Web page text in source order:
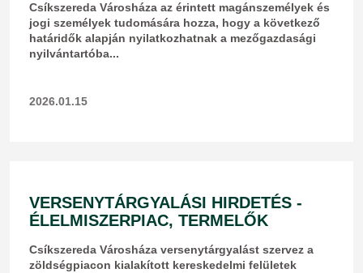
Csíkszereda Városháza az érintett magánszemélyek és
jogi személyek tudomására hozza, hogy a következő
határidők alapján nyilatkozhatnak a mezőgazdasági
nyilvántartóba...
2026.01.15
VERSENYTÁRGYALÁSI HIRDETÉS -
ÉLELMISZERPIAC, TERMELŐK
​Csíkszereda Városháza versenytárgyalást szervez a
zöldségpiacon kialakított kereskedelmi felületek